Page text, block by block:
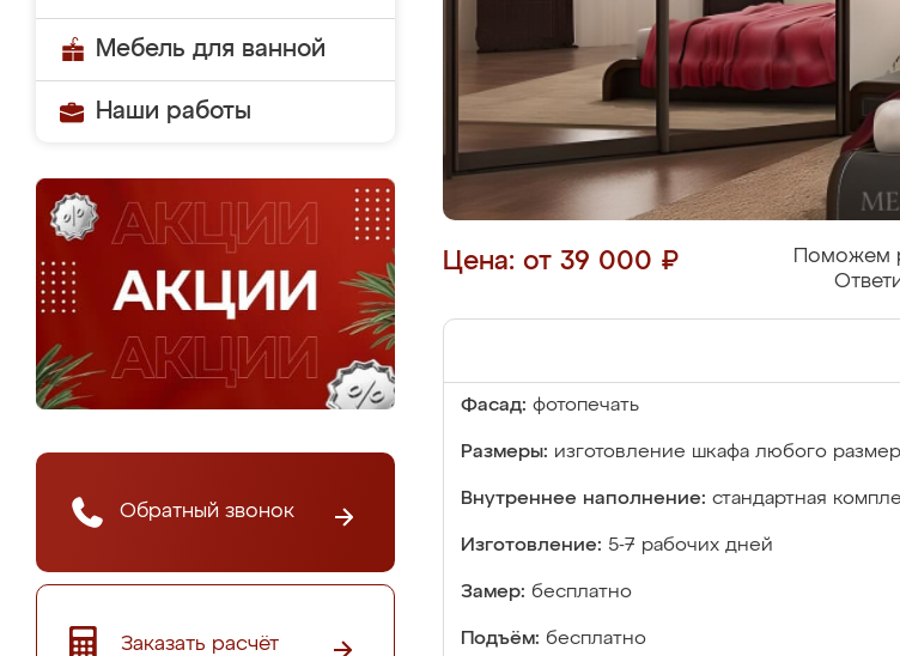
Мебель для ванной
Наши работы
Обратный звонок
Заказать расчёт
Цена: от 39 000 ₽
Поможем
Фасад: фотопечать
Размеры: изготовление шкафа любого
Внутреннее наполнение: стандартная
Изготовление: 5-7 рабочих дней
Замер: бесплатно
Подъём: бесплатно